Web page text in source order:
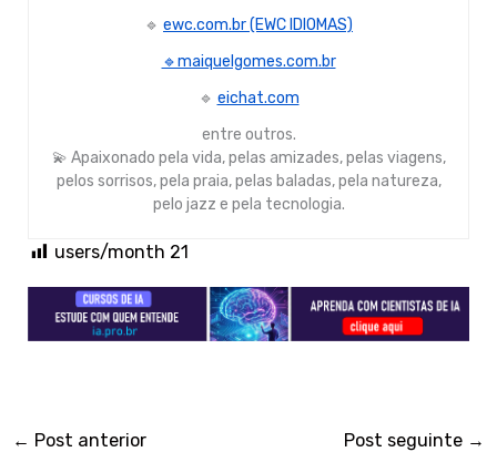
🔹 ewc.com.br (EWC IDIOMAS)
🔹maiquelgomes.com.br
🔹 eichat.com
entre outros.
💫 Apaixonado pela vida, pelas amizades, pelas viagens,
pelos sorrisos, pela praia, pelas baladas, pela natureza,
pelo jazz e pela tecnologia.
users/month 21
← Post anterior Post seguinte →